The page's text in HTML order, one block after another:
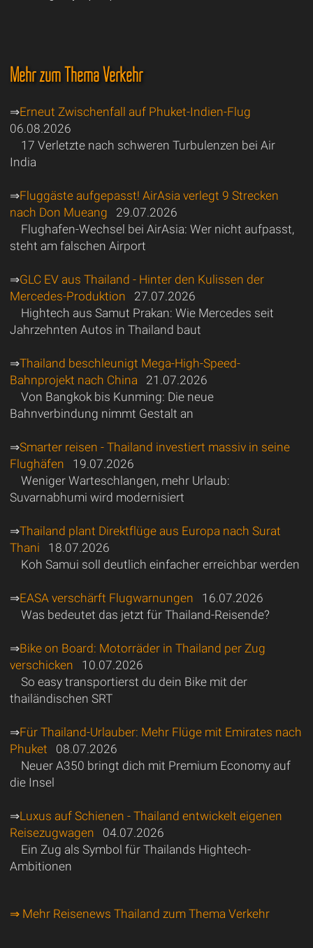
Mehr zum Thema Verkehr
⇒Erneut Zwischenfall auf Phuket-Indien-Flug
06.08.2026
17 Verletzte nach schweren Turbulenzen bei Air
India
⇒Fluggäste aufgepasst! AirAsia verlegt 9 Strecken
nach Don Mueang 29.07.2026
Flughafen-Wechsel bei AirAsia: Wer nicht aufpasst,
steht am falschen Airport
⇒GLC EV aus Thailand - Hinter den Kulissen der
Mercedes-Produktion 27.07.2026
Hightech aus Samut Prakan: Wie Mercedes seit
Jahrzehnten Autos in Thailand baut
⇒Thailand beschleunigt Mega-High-Speed-
Bahnprojekt nach China 21.07.2026
Von Bangkok bis Kunming: Die neue
Bahnverbindung nimmt Gestalt an
⇒Smarter reisen - Thailand investiert massiv in seine
Flughäfen 19.07.2026
Weniger Warteschlangen, mehr Urlaub:
Suvarnabhumi wird modernisiert
⇒Thailand plant Direktflüge aus Europa nach Surat
Thani 18.07.2026
Koh Samui soll deutlich einfacher erreichbar werden
⇒EASA verschärft Flugwarnungen 16.07.2026
Was bedeutet das jetzt für Thailand-Reisende?
⇒Bike on Board: Motorräder in Thailand per Zug
verschicken 10.07.2026
So easy transportierst du dein Bike mit der
thailändischen SRT
⇒Für Thailand-Urlauber: Mehr Flüge mit Emirates nach
Phuket 08.07.2026
Neuer A350 bringt dich mit Premium Economy auf
die Insel
⇒Luxus auf Schienen - Thailand entwickelt eigenen
Reisezugwagen 04.07.2026
Ein Zug als Symbol für Thailands Hightech-
Ambitionen
⇒ Mehr Reisenews Thailand zum Thema Verkehr